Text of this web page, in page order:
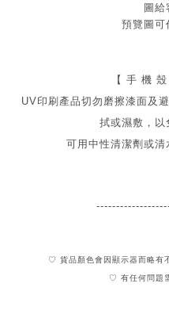
圖給
預覽圖可
【 手 機
UV印刷產品切勿磨擦漆面及
拭或濕敷，以
可用中性清潔劑或清
♡ 貨品顏色會因顯示器而略有
♡ 有任何問題